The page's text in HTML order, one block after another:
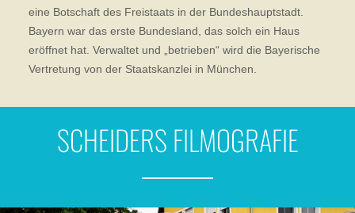
eine Botschaft des Freistaats in der Bundeshauptstadt.
Bayern war das erste Bundesland, das solch ein Haus
eröffnet hat. Verwaltet und „betrieben“ wird die Bayerische
Vertretung von der Staatskanzlei in München.
SCHEIDERS FILMOGRAFIE